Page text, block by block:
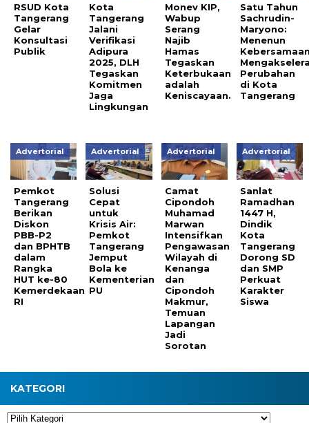
RSUD Kota
Tangerang
Gelar
Konsultasi
Publik
Kota
Tangerang
Jalani
Verifikasi
Adipura
2025, DLH
Tegaskan
Komitmen
Jaga
Lingkungan
Monev KIP,
Wabup
Serang
Najib
Hamas
Tegaskan
Keterbukaan
adalah
Keniscayaan.
Satu Tahun
Sachrudin-
Maryono:
Menenun
Perubahan
di Kota
Tangerang
Advertorial
Pemkot
Tangerang
Berikan
Diskon
PBB-P2
dan BPHTB
dalam
Rangka
HUT ke-80
Kemerdekaan
RI
Advertorial
Solusi
Cepat
untuk
Krisis Air:
Pemkot
Tangerang
Jemput
Bola ke
Kementerian
PU
Advertorial
Camat
Cipondoh
Muhamad
Marwan
Intensifkan
Pengawasan
Wilayah di
Kenanga
dan
Cipondoh
Makmur,
Temuan
Lapangan
Jadi
Sorotan
Advertorial
Sanlat
Ramadhan
1447 H,
Dindik
Kota
Tangerang
Dorong SD
dan SMP
Perkuat
Karakter
Siswa
KATEGORI
Kategori